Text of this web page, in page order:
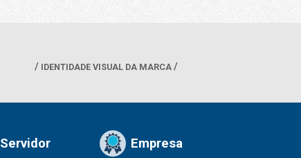
IDENTIDADE VISUAL DA MARCA
Servidor Empresa